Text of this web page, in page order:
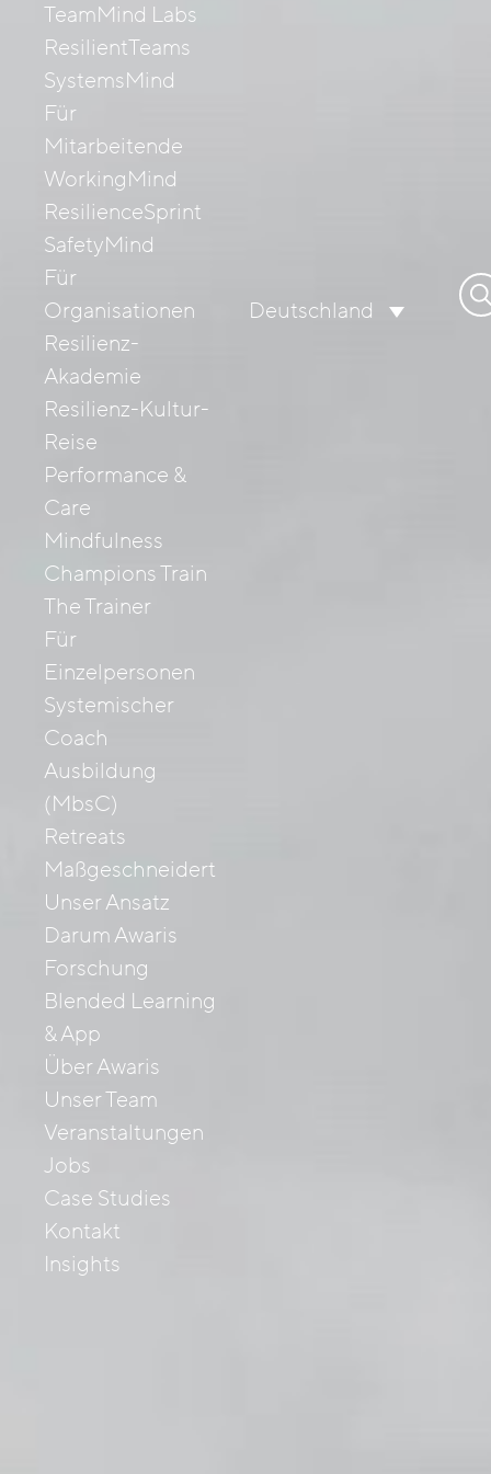
TeamMind Labs
ResilientTeams
SystemsMind
Für
Mitarbeitende
WorkingMind
ResilienceSprint
SafetyMind
Für
Organisationen
Resilienz-
Akademie
Resilienz-Kultur-
Reise
Performance &
Care
Mindfulness
Champions Train
The Trainer
Für
Einzelpersonen
Systemischer
Coach
Ausbildung
(MbsC)
Retreats
Maßgeschneidert
Unser Ansatz
Darum Awaris
Forschung
Blended Learning
& App
Über Awaris
Unser Team
Veranstaltungen
Jobs
Case Studies
Kontakt
Insights
Deutschland